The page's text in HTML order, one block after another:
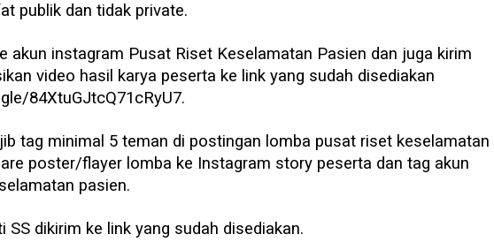
publik dan tidak private.
akun instagram Pusat Riset Keselamatan Pasien dan juga kirim
video hasil karya peserta ke link yang sudah disediakan
84XtuGJtcQ71cRyU7.
tag minimal 5 teman di postingan lomba pusat riset keselamatan
poster/flayer lomba ke Instagram story peserta dan tag akun
pasien.
SS dikirim ke link yang sudah disediakan.